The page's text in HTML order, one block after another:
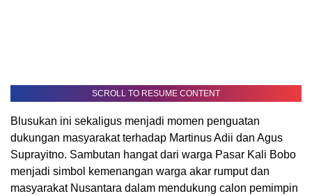
SCROLL TO RESUME CONTENT
Blusukan ini sekaligus menjadi momen penguatan
dukungan masyarakat terhadap Martinus Adii dan Agus
Suprayitno. Sambutan hangat dari warga Pasar Kali Bobo
menjadi simbol kemenangan warga akar rumput dan
masyarakat Nusantara dalam mendukung calon pemimpin